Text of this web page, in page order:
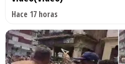
Hace 17 horas